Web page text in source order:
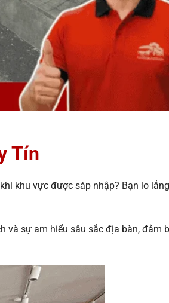
Tín
khu vực được sáp nhập? Bạn lo
và sự am hiểu sâu sắc địa bàn, đảm